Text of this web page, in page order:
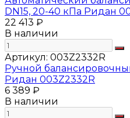
DN15, 20-40 кПа Ридан
22 413 ₽
В наличии
Артикул: 003Z2332R
Ручной
Ридан 003Z2332R
6 389 ₽
В наличии